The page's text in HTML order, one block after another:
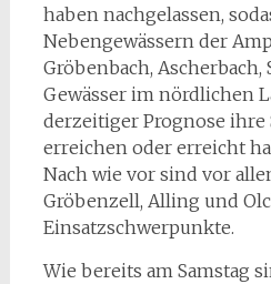
haben nachgelassen,
Nebengewässern der
Gröbenbach, Ascherbach,
Gewässer im nördlichen
derzeitiger Prognose ihre
erreichen oder erreicht
Nach wie vor sind vor
Gröbenzell, Alling und
Einsatzschwerpunkte.
Wie bereits am Samstag